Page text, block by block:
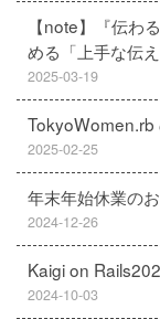
【note】『伝わ
める「上手な伝
2025-03-19
TokyoWomen.rb
2025-02-25
年末年始休業の
2024-12-26
Kaigi on
2024-10-03